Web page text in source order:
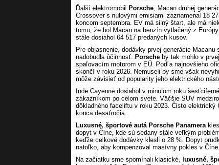
Ďalší elektromobil
Porsche, Macan druhej
Crossover s nulovými emisiami zaznamenal 18
koncom septembra. EV má silný štart, ale má
tomu, že bol Macan na benzín vytlačený z
stále dosiahol 64 517 predaných kusov.
Pre objasnenie, dodávky prvej generácie
nadobudla účinnosť. Porsche by tak mohlo v
spaľovacím motorom v EÚ. Podľa najnovšieho
skončí v roku 2026. Nemuseli by sme však
môže závisieť od popularity jeho elektrického
Inde Cayenne dosiahol v minulom roku
zákazníkom po celom svete. Väčšie SUV
dôkladného faceliftu v roku 2023. Čisto
konca desaťročia.
Luxusné, športové autá Porsche Panamera
dopyt v Číne, kde sú sedany stále veľkým
keďže celkové dodávky klesli o 28 %. Dopyt
natoľko, aby kompenzoval masívny pokles v
Na začiatku sme spomínali klasické, luxusné,